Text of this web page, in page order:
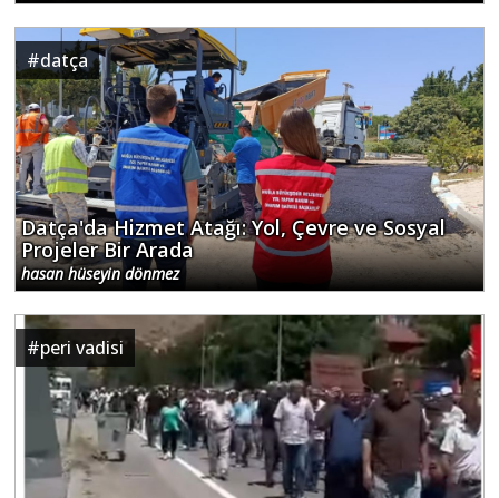
#datça
Datça'da Hizmet Atağı: Yol, Çevre ve Sosyal
Projeler Bir Arada
hasan hüseyin dönmez
#peri vadisi